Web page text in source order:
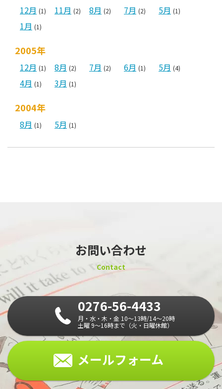
12月 (1) 11月 (2) 8月 (2) 7月 (2) 5月 (1)
1月 (1)
2005年
12月 (1) 8月 (2) 7月 (2) 6月 (1) 5月 (4)
4月 (1) 3月 (1)
2004年
8月 (1) 5月 (1)
お問い合わせ
Contact
0276-56-4433
月・水・木・金 10～13時/14～20時
土曜 9～16時まで（火・日曜休館）
メールフォーム